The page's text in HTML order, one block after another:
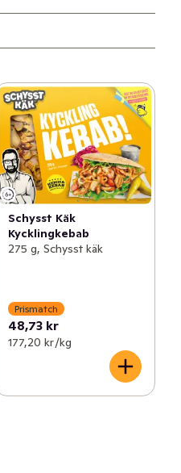
Schysst Käk
Kycklingkebab
275 g, Schysst käk
Prismatch
48,73 kr
177,20 kr /kg